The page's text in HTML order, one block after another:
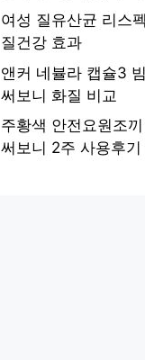
여성 질유산균 리스
질건강 효과
앤커 네뷸라 캡슐3
써보니 화질 비교
주황색 안전요원조
써보니 2주 사용후기